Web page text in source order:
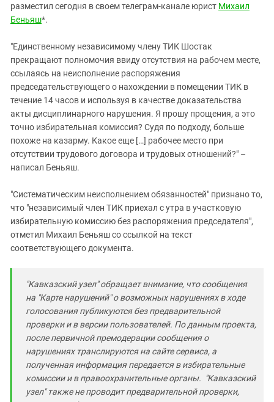
разместил сегодня в своем телеграм-канале юрист Михаил
Беньяш*.
"Единственному независимому члену ТИК Шостак
прекращают полномочия ввиду отсутствия на рабочем месте,
ссылаясь на неисполнение распоряжения
председательствующего о нахождении в помещении ТИК в
течение 14 часов и используя в качестве доказательства
акты дисциплинарного нарушения. Я прошу прощения, а это
точно избирательная комиссия? Судя по подходу, больше
похоже на казарму. Какое еще […] рабочее место при
отсутствии трудового договора и трудовых отношений?" –
написал Беньяш.
"Систематическим неисполнением обязанностей" признано то,
что "независимый член ТИК приехал с утра в участковую
избирательную комиссию без распоряжения председателя",
отметил Михаил Беньяш со ссылкой на текст
соответствующего документа.
"Кавказский узел" обращает внимание, что сообщения
на "Карте нарушений" о возможных нарушениях в ходе
голосования публикуются без предварительной
проверки и в версии пользователей. По данным проекта,
после первичной премодерации сообщения о
нарушениях транслируются на сайте сервиса, а
полученная информация передается в избирательные
комиссии и в правоохранительные органы. "Кавказский
узел" также не проводит предварительной проверки,